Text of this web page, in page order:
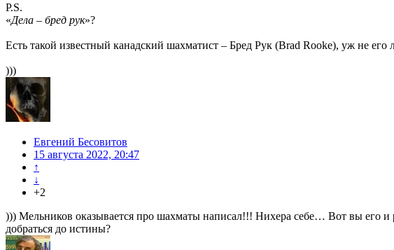
P.S.
«Дела – бред рук»?
Есть такой известный канадский шахматист – Бред Рук (Brad Rooke), уж не
)))
Евгений Бесовитов
15 августа 2022, 20:47
↑
↓
+2
))) Мельников оказывается про шахматы написал!!! Нихера себе… Вот вы его и
добраться до истины?